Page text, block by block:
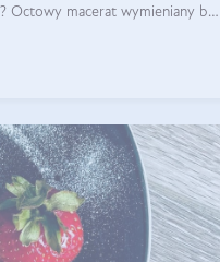
Octowy macerat wymieniany był